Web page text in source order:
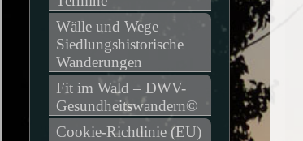
Wälle und Wege –
Siedlungshistorische
Wanderungen
Fit im Wald – DWV-
Gesundheitswandern©
Cookie-Richtlinie (EU)